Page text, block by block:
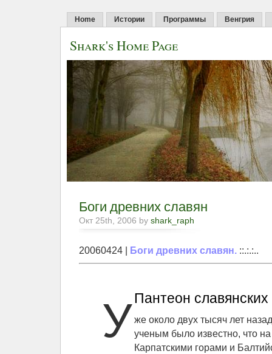
Home Истории Программы Венгрия
Shark's Home Page
Боги древних славян
Окт 25th, 2006 by shark_raph
20060424 | Боги древних славян. ::.:.:..
УПантеон славянских
же около двух тысяч лет
ученым было известно, что
Карпатскими горами и